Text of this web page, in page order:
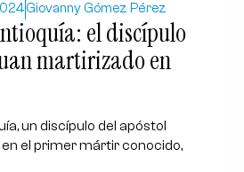
Giovanny Gómez Pérez
el discípulo
martirizado en
un discípulo del apóstol
el primer mártir conocido,